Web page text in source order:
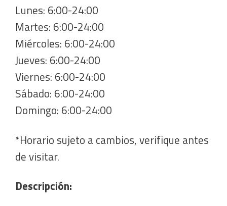
Lunes: 6:00-24:00
Martes: 6:00-24:00
Miércoles: 6:00-24:00
Jueves: 6:00-24:00
Viernes: 6:00-24:00
Sábado: 6:00-24:00
Domingo: 6:00-24:00
*Horario sujeto a cambios, verifique antes
de visitar.
Descripción: